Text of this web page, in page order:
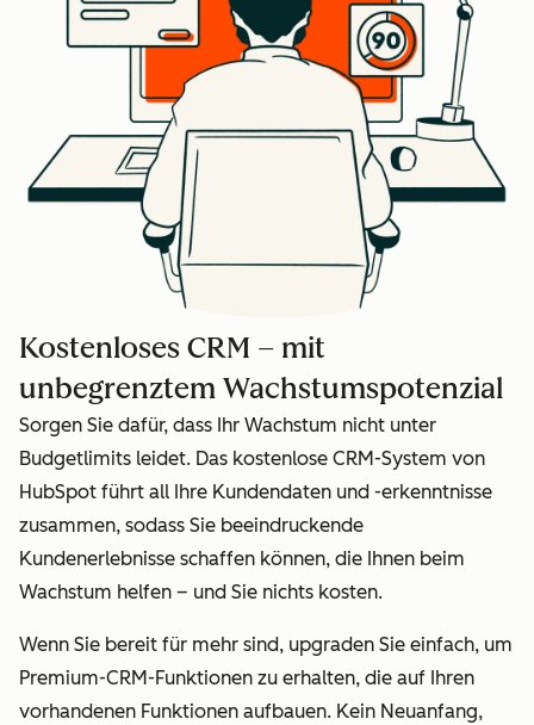
Kostenloses CRM – mit
unbegrenztem Wachstumspotenzial
Sorgen Sie dafür, dass Ihr Wachstum nicht unter
Budgetlimits leidet. Das kostenlose CRM-System von
HubSpot führt all Ihre Kundendaten und -erkenntnisse
zusammen, sodass Sie beeindruckende
Kundenerlebnisse schaffen können, die Ihnen beim
Wachstum helfen – und Sie nichts kosten.
Wenn Sie bereit für mehr sind, upgraden Sie einfach, um
Premium-CRM-Funktionen zu erhalten, die auf Ihren
vorhandenen Funktionen aufbauen. Kein Neuanfang,